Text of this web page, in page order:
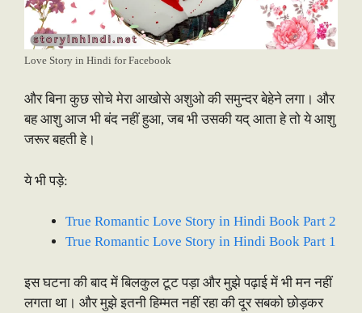
Love Story in Hindi for Facebook
और बिना कुछ सोचे मेरा आखोसे अशुओ की समुन्दर बेहेने लगा। और
बह आशु आज भी बंद नहीं हुआ, जब भी उसकी यद् आता हे तो ये आशु
जरूर बहती हे।
ये भी पड़े:
True Romantic Love Story in Hindi Book Part 2
True Romantic Love Story in Hindi Book Part 1
इस घटना की बाद में बिलकुल टूट पड़ा और मुझे पढ़ाई में भी मन नहीं
लगता था। और मुझे इतनी हिम्मत नहीं रहा की दूर सबको छोड़कर